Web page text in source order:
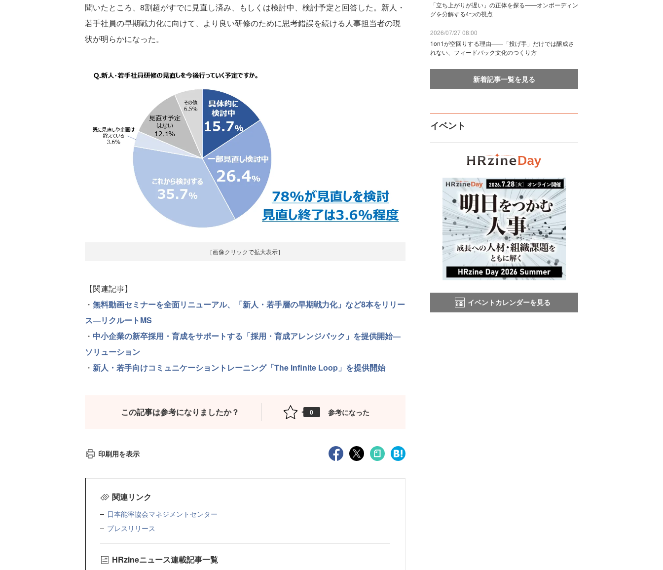
聞いたところ、8割超がすでに見直し済み、もしくは検討中、検討予定と回答した。新人・
若手社員の早期戦力化に向けて、より良い研修のために思考錯誤を続ける人事担当者の現
状が明らかになった。
［画像クリックで拡大表示］
【関連記事】
・ 無料動画セミナーを全面リニューアル、「新人・若手層の早期戦力化」など8本をリリー
ス―リクルートMS
・ 中小企業の新卒採用・育成をサポートする「採用・育成アレンジパック」を提供開始―
ソリューション
・ 新人・若手向けコミュニケーショントレーニング「The Infinite Loop」を提供開始
この記事は参考になりましたか？ 0 参考になった
印刷用を表示
関連リンク
日本能率協会マネジメントセンター
プレスリリース
HRzineニュース連載記事一覧
「立ち上がりが遅い」の正体を探る——オンボーディン
グを分解する4つの視点
2026/07/27 08:00
1on1が空回りする理由——「投げ手」だけでは醸成さ
れない、フィードバック文化のつくり方
新着記事一覧を見る
イベント
イベントカレンダーを見る